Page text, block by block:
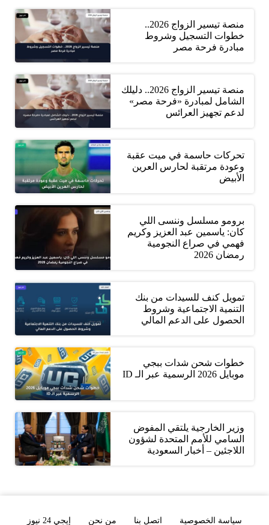
منصة تيسير الزواج 2026..
خطوات التسجيل وشروط
مبادرة فرحة مصر
منصة تيسير الزواج 2026.. دليلك
الشامل لمبادرة «فرحة مصر»
لدعم تجهيز العرائس
تحركات حاسمة في ميت عقبة
وعودة مرتقبة لحارس العرين
الأبيض
برومو مسلسل وننسى اللي
كان: ياسمين عبد العزيز وكريم
فهمي في صراع النجومية
رمضان 2026
تمويل كنف للسيدات من بنك
التنمية الاجتماعية وشروط
الحصول على الدعم المالي
خطوات شحن شدات ببجي
موبايل 2026 الرسمية عبر الـ ID
وزير الخارجية يلتقي المفوض
السامي للأمم المتحدة لشؤون
اللاجئين – أخبار السعودية
سياسة الخصوصية اتصل بنا من نحن إيجي 24 نيوز